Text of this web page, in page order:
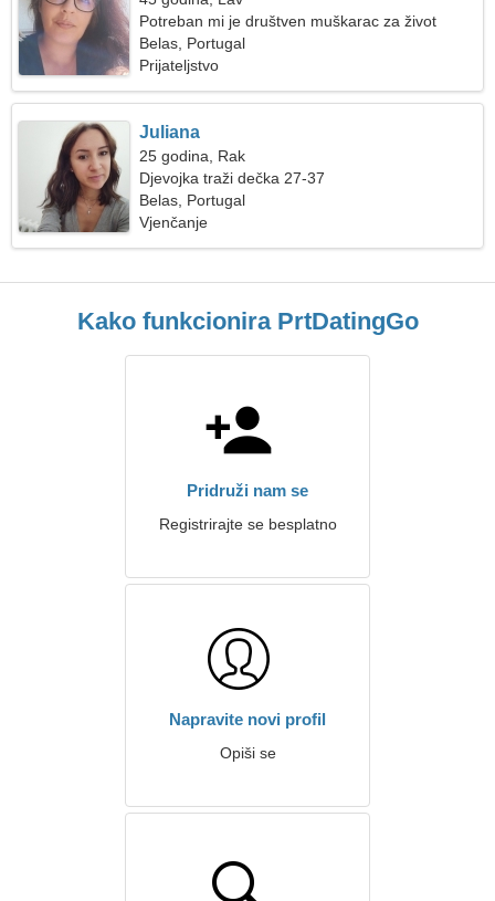
Potreban mi je društven muškarac za život
Belas, Portugal
Prijateljstvo
Juliana
25 godina, Rak
Djevojka traži dečka 27-37
Belas, Portugal
Vjenčanje
Kako funkcionira PrtDatingGo
Pridruži nam se
Registrirajte se besplatno
Napravite novi profil
Opiši se